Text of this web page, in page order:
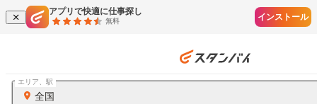
アプリで快適に仕事探し
無料 インストール
全国
エリア、駅